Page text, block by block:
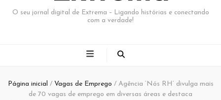
O seu jornal digital de Extrema – Ligando histórias e conectando
com a verdade!
Página inicial / Vagas de Emprego / Agência ‘Nós RH’ divulga mais
de 70 vagas de emprego em diversas áreas e destaca